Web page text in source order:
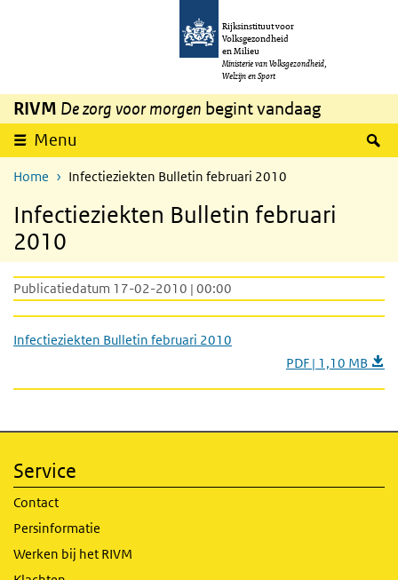
Overslaan en naar de inhoud gaan
Rijksinstituut voor
Volksgezondheid
en Milieu
Ministerie van Volksgezondheid,
Welzijn en Sport
RIVM De zorg voor morgen begint vandaag
Menu
Home Infectieziekten Bulletin februari 2010
Infectieziekten Bulletin februari
2010
Publicatiedatum 17-02-2010 | 00:00
Infectieziekten Bulletin februari 2010
PDF | 1,10 MB
Service
Contact
Persinformatie
Werken bij het RIVM